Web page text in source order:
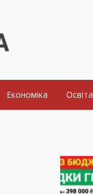
Економіка Освіта